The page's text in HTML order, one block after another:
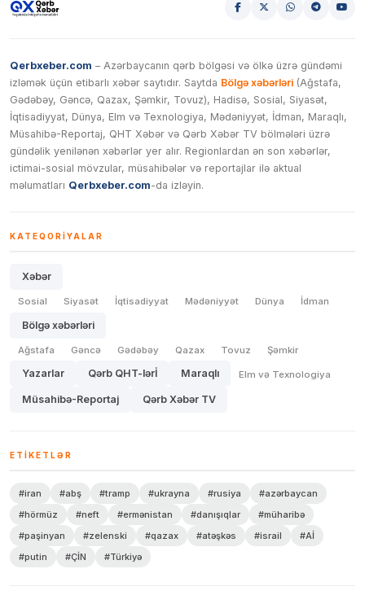
Qerbxeber.com – Azərbaycanın qərb bölgəsi və ölkə üzrə gündəmi
izləmək üçün etibarlı xəbər saytıdır. Saytda Bölgə xəbərləri (Ağstafa,
Gədəbəy, Gəncə, Qazax, Şəmkir, Tovuz), Hadisə, Sosial, Siyasət,
İqtisadiyyat, Dünya, Elm və Texnologiya, Mədəniyyət, İdman, Maraqlı,
Müsahibə-Reportaj, QHT Xəbər və Qərb Xəbər TV bölmələri üzrə
gündəlik yenilənən xəbərlər yer alır. Regionlardan ən son xəbərlər,
ictimai-sosial mövzular, müsahibələr və reportajlar ilə aktual
məlumatları Qerbxeber.com-da izləyin.
KATEQORIYALAR
Xəbər
Sosial Siyasət İqtisadiyyat Mədəniyyət Dünya İdman
Bölgə xəbərləri
Ağstafa Gəncə Gədəbəy Qazax Tovuz Şəmkir
Yazarlar Qərb QHT-lərİ Maraqlı Elm və Texnologiya
Müsahibə-Reportaj Qərb Xəbər TV
ETIKETLƏR
#iran #abş #tramp #ukrayna #rusiya
#azərbaycan
#hörmüz
#neft #ermənistan #danışıqlar
#müharibə
#paşinyan
#zelenski #qazax #atəşkəs #israil
#Aİ
#putin
#ÇİN #Türkiyə